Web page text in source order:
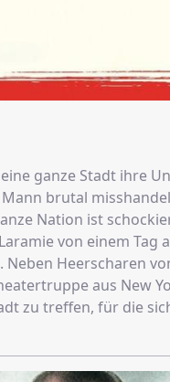
ganze Stadt ihre
brutal
Nation ist
von einem Tag
Heerscharen
aus New
zu treffen, für die